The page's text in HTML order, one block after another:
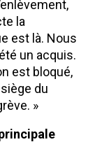
la
est là. Nous
un acquis.
est bloqué,
du
»